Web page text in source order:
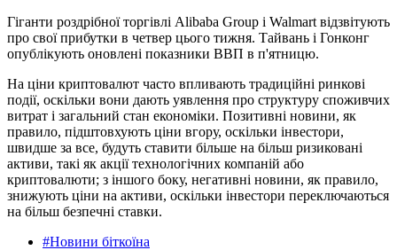
Гіганти роздрібної торгівлі Alibaba Group і Walmart відзвітують
про свої прибутки в четвер цього тижня. Тайвань і Гонконг
опублікують оновлені показники ВВП в п'ятницю.
На ціни криптовалют часто впливають традиційні ринкові
події, оскільки вони дають уявлення про структуру споживчих
витрат і загальний стан економіки. Позитивні новини, як
правило, підштовхують ціни вгору, оскільки інвестори,
швидше за все, будуть ставити більше на більш ризиковані
активи, такі як акції технологічних компаній або
криптовалюти; з іншого боку, негативні новини, як правило,
знижують ціни на активи, оскільки інвестори переключаються
на більш безпечні ставки.
#Новини біткоїна